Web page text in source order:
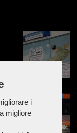
i
migliore